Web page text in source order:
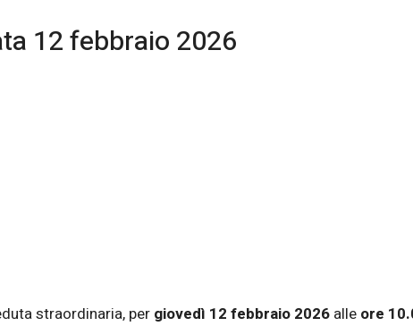
12 febbraio 2026
straordinaria, per giovedì 12 febbraio 2026 alle ore